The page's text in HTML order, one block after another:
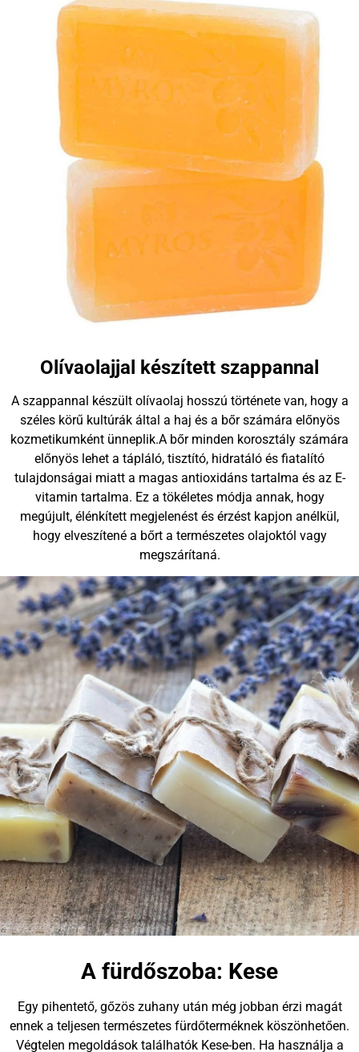
Olívaolajjal készített szappannal
A szappannal készült olívaolaj hosszú története van, hogy a
széles körű kultúrák által a haj és a bőr számára előnyös
kozmetikumként ünneplik.A bőr minden korosztály számára
előnyös lehet a tápláló, tisztító, hidratáló és fiatalító
tulajdonságai miatt a magas antioxidáns tartalma és az E-
vitamin tartalma. Ez a tökéletes módja annak, hogy
megújult, élénkített megjelenést és érzést kapjon anélkül,
hogy elveszítené a bőrt a természetes olajoktól vagy
megszárítaná.
A fürdőszoba: Kese
Egy pihentető, gőzös zuhany után még jobban érzi magát
ennek a teljesen természetes fürdőterméknek köszönhetően.
Végtelen megoldások találhatók Kese-ben. Ha használja a